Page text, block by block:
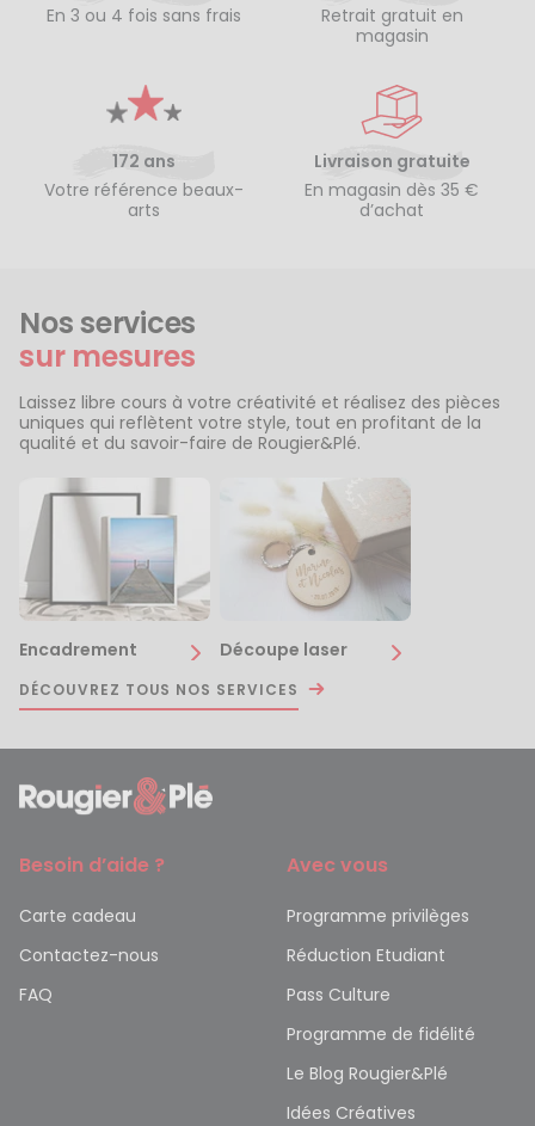
En 3 ou 4 fois sans frais
Retrait gratuit en
magasin
172 ans
Votre référence beaux-
arts
Livraison gratuite
En magasin dès 35 €
d’achat
Nos services
sur mesures
Laissez libre cours à votre créativité et réalisez des pièces
uniques qui reflètent votre style, tout en profitant de la
qualité et du savoir-faire de Rougier&Plé.
Encadrement Découpe laser
DÉCOUVREZ TOUS NOS SERVICES
Besoin d’aide ?
Carte cadeau
Contactez-nous
FAQ
Avec vous
Programme privilèges
Réduction Etudiant
Pass Culture
Programme de fidélité
Le Blog Rougier&Plé
Idées Créatives